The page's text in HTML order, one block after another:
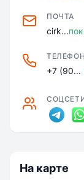
ПОЧТА
cirk...
ТЕЛЕФОН
+7 (90...
На карте